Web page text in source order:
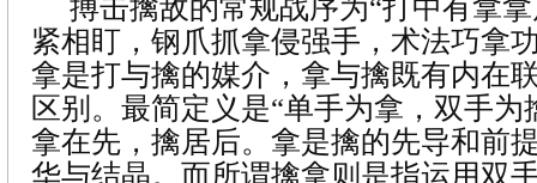
搏击擒敌的常规战序为“打中有拿
紧相盯，钢爪抓拿侵强手，术法巧拿
拿是打与擒的媒介，拿与擒既有内在
区别。最简定义是“单手为拿，双手为
拿在先，擒居后。拿是擒的先导和前
华与结晶。而所谓擒拿则是指运用双